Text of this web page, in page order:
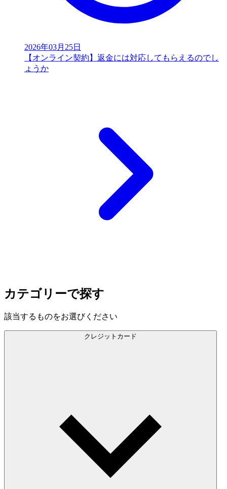
2026年03月25日
【オンライン契約】返金には対応してもらえるのでし
ょうか
カテゴリーで探す
該当するものをお選びください
クレジットカード